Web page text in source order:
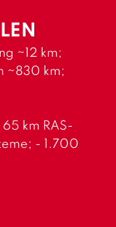
~12 km;
~830 km;
km RAS-
- 1.700